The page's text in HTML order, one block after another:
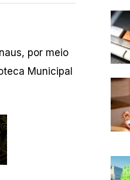
por meio
Municipal